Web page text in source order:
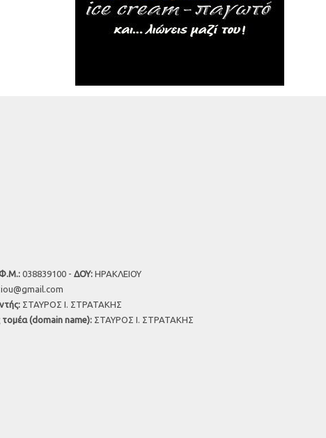
038839100 - ΔΟΥ: ΗΡΑΚΛΕΙΟΥ
ΣΤΑΥΡΟΣ Ι. ΣΤΡΑΤΑΚΗΣ
τομέα (domain name): ΣΤΑΥΡΟΣ Ι. ΣΤΡΑΤΑΚΗΣ